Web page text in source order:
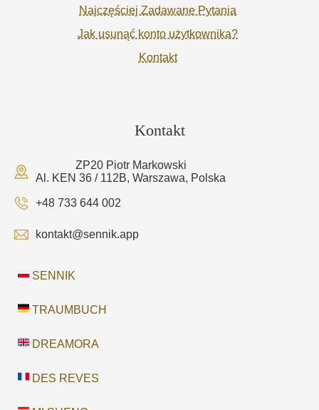
Najczęściej Zadawane Pytania
Jak usunąć konto użytkownika?
Kontakt
Kontakt
ZP20 Piotr Markowski
Al. KEN 36 / 112B, Warszawa, Polska
+48 733 644 002
kontakt@sennik.app
SENNIK
TRAUMBUCH
DREAMORA
DES REVES